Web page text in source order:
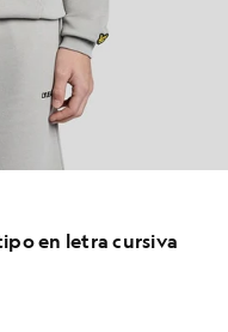
en letra cursiva